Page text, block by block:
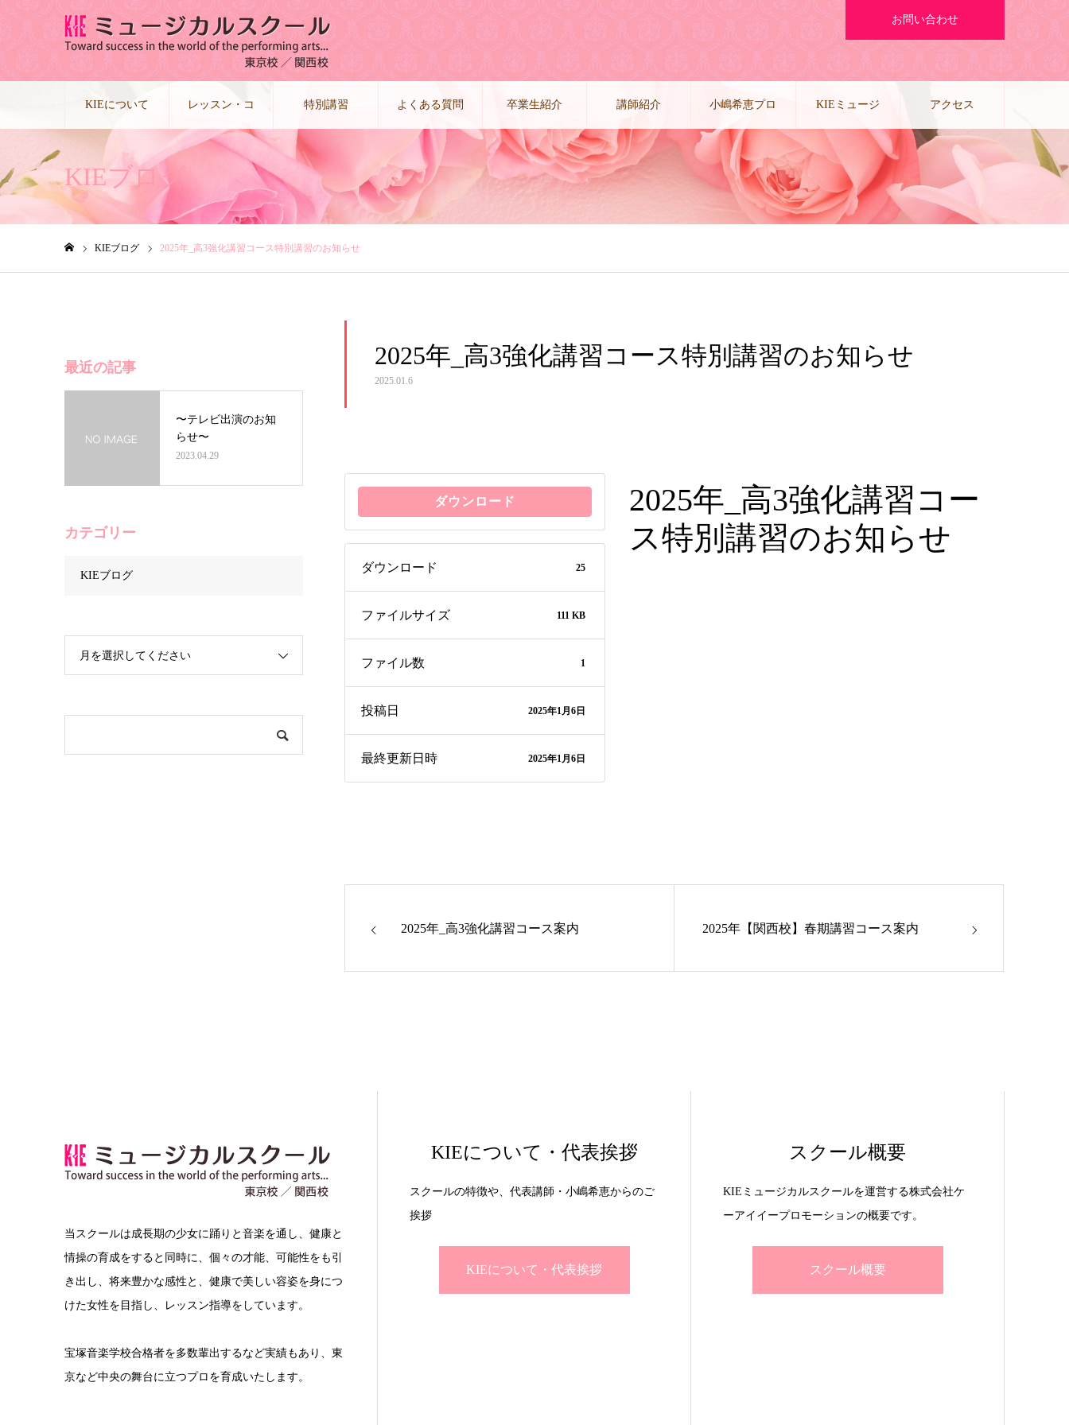
お問い合わせ
KIEについて レッスン・コ
ース
特別講習 よくある質問 卒業生紹介 講師紹介 小嶋希恵プロ
デュース公演
KIEミュージ
カルブログ
アクセス
KIEブログ
KIEブログ 2025年_高3強化講習コース特別講習のお知らせ
2025年_高3強化講習コース特別講習のお知らせ
2025.01.6
ダウンロード
ダウンロード 25
ファイルサイズ 111 KB
ファイル数 1
投稿日 2025年1月6日
最終更新日時 2025年1月6日
2025年_高3強化講習コー
ス特別講習のお知らせ
2025年_高3強化講習コース案内 2025年【関西校】春期講習コース案内
最近の記事
〜テレビ出演のお知
らせ〜
2023.04.29
カテゴリー
KIEブログ
月を選択してください
当スクールは成長期の少女に踊りと音楽を通し、健康と
情操の育成をすると同時に、個々の才能、可能性をも引
き出し、将来豊かな感性と、健康で美しい容姿を身につ
けた女性を目指し、レッスン指導をしています。
宝塚音楽学校合格者を多数輩出するなど実績もあり、東
京など中央の舞台に立つプロを育成いたします。
KIEについて・代表挨拶
スクールの特徴や、代表講師・小嶋希恵からのご
挨拶
KIEについて・代表挨拶
スクール概要
KIEミュージカルスクールを運営する株式会社ケ
ーアイイープロモーションの概要です。
スクール概要